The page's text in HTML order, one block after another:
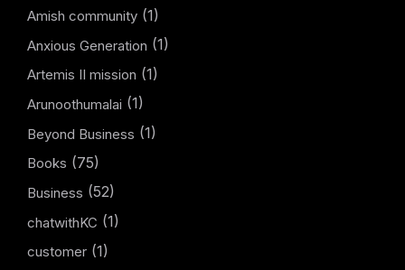
Amish community (1)
Anxious Generation (1)
Artemis II mission (1)
Arunoothumalai (1)
Beyond Business (1)
Books (75)
Business (52)
chatwithKC (1)
customer (1)